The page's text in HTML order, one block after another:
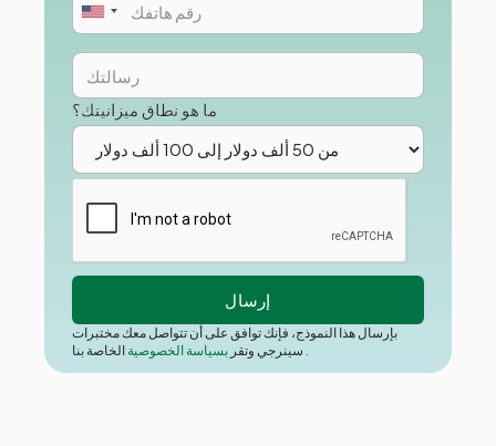
ما هو نطاق ميزانيتك؟
بإرسال هذا النموذج، فإنك توافق على أن تتواصل معك مختبرات
سينرجي وتقر بسياسة الخصوصية